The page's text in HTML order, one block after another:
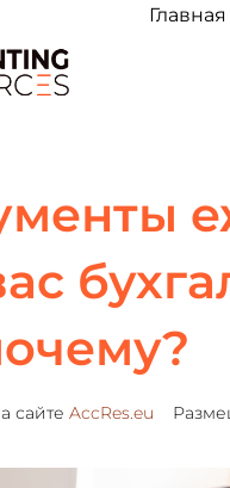
Главная
сайте AccRes.eu